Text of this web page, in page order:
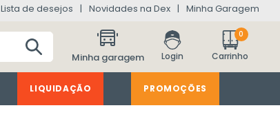
Lista de desejos Novidades na Dex Minha Garagem
Minha garagem
0
LIQUIDAÇÃO PROMOÇÕES